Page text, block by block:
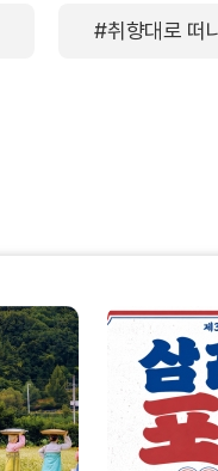
#취향대로 떠